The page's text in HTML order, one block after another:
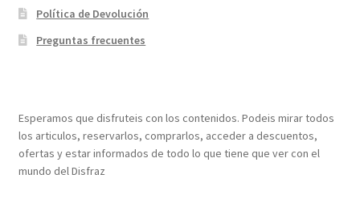
Política de Devolución
Preguntas frecuentes
Esperamos que disfruteis con los contenidos. Podeis mirar todos
los articulos, reservarlos, comprarlos, acceder a descuentos,
ofertas y estar informados de todo lo que tiene que ver con el
mundo del Disfraz